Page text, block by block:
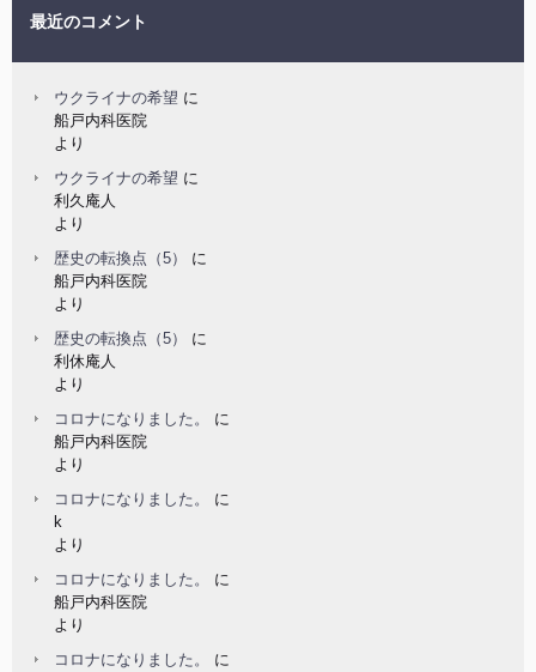
最近のコメント
ウクライナの希望 に
船戸内科医院
より
ウクライナの希望 に
利久庵人
より
歴史の転換点（5）
に
船戸内科医院
より
歴史の転換点（5）
に
利休庵人
より
コロナになりました。
に
船戸内科医院
より
コロナになりました。
に
k
より
コロナになりました。
に
船戸内科医院
より
コロナになりました。
に